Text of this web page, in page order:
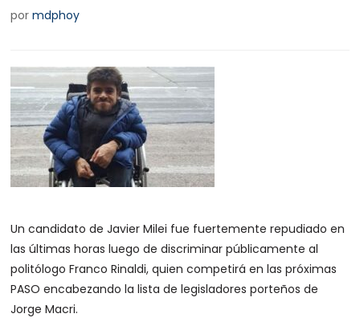
pormdphoy
Un candidato de Javier Milei fue fuertemente repudiado en
las últimas horas luego de discriminar públicamente al
politólogo Franco Rinaldi, quien competirá en las próximas
PASO encabezando la lista de legisladores porteños de
Jorge Macri.